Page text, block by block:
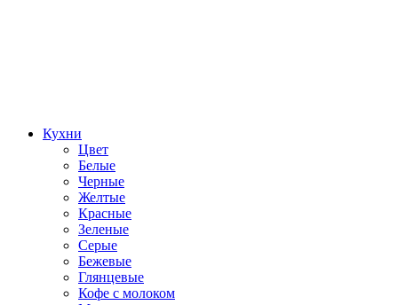
Кухни
Цвет
Белые
Черные
Желтые
Красные
Зеленые
Серые
Бежевые
Глянцевые
Кофе с молоком